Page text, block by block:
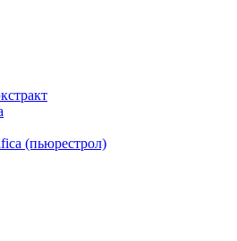
(пьюрестрол)